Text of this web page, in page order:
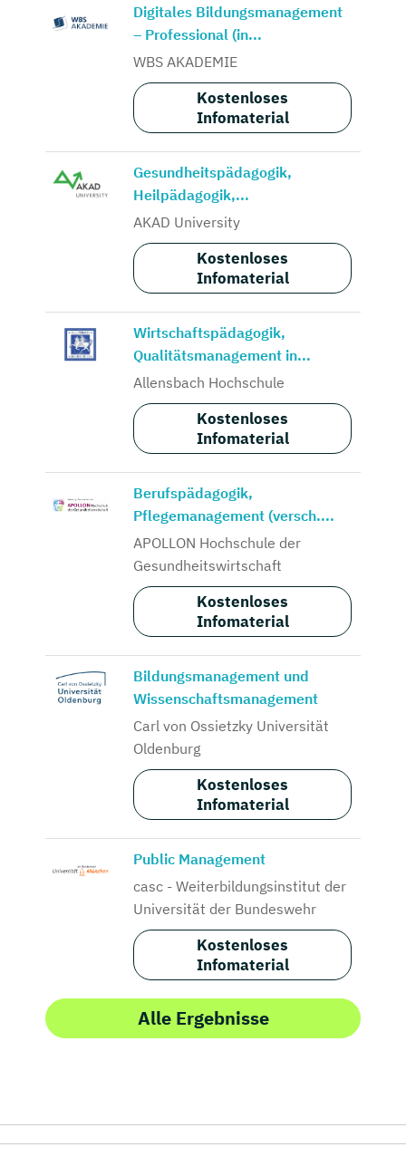
Digitales Bildungsmanagement
– Professional (in...
WBS AKADEMIE
Kostenloses
Infomaterial
Gesundheitspädagogik,
Heilpädagogik,...
AKAD University
Kostenloses
Infomaterial
Wirtschaftspädagogik,
Qualitätsmanagement in...
Allensbach Hochschule
Kostenloses
Infomaterial
Berufspädagogik,
Pflegemanagement (versch....
APOLLON Hochschule der
Gesundheitswirtschaft
Kostenloses
Infomaterial
Bildungsmanagement und
Wissenschaftsmanagement
Carl von Ossietzky Universität
Oldenburg
Kostenloses
Infomaterial
Public Management
casc - Weiterbildungsinstitut der
Universität der Bundeswehr
Kostenloses
Infomaterial
Alle Ergebnisse